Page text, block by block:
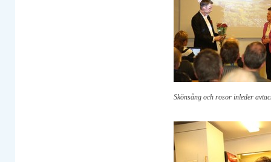
Skönsång och rosor inleder